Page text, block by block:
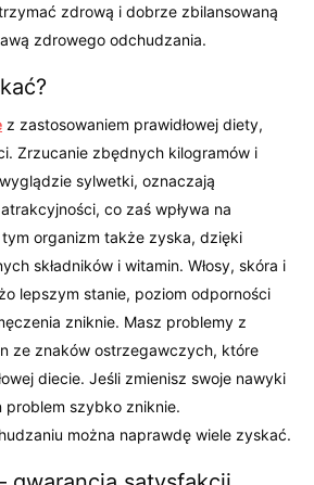
zdrową i dobrze zbilansowaną
zdrowego odchudzania.
z zastosowaniem prawidłowej diety,
Zrzucanie zbędnych kilogramów i
sylwetki, oznaczają
co zaś wpływa na
organizm także zyska, dzięki
składników i witamin. Włosy, skóra i
lepszym stanie, poziom odporności
zniknie. Masz problemy z
ze znaków ostrzegawczych, które
diecie. Jeśli zmienisz swoje nawyki
szybko zniknie.
można naprawdę wiele zyskać.